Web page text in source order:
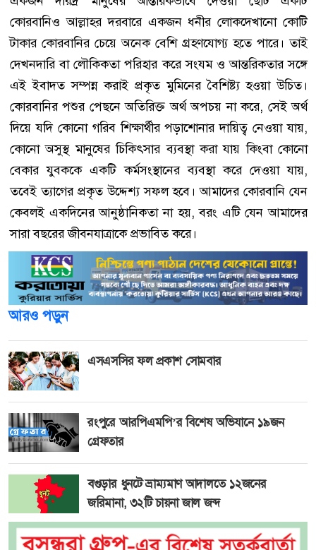
কোরবানিও আল্লাহর দরবারে একজন ধনীর লোকদেখানো কোটি
টাকার কোরবানির চেয়ে অনেক বেশি গ্রহণযোগ্য হতে পারে। তাই
দেখনদারি বা লৌকিকতা পরিহার করে সংযম ও আন্তরিকতার সঙ্গে
এই ইবাদত সম্পন্ন করাই প্রকৃত মুমিনের বৈশিষ্ট্য হওয়া উচিত।
কোরবানির পশুর পেছনে অতিরিক্ত অর্থ অপচয় না করে, সেই অর্থ
দিয়ে যদি কোনো গরিব শিক্ষার্থীর পড়াশোনার দায়িত্ব নেওয়া যায়,
কোনো অসুস্থ মানুষের চিকিৎসার ব্যবস্থা করা যায় কিংবা কোনো
বেকার যুবককে একটি কর্মসংস্থানের ব্যবস্থা করে দেওয়া যায়,
তবেই ত্যাগের প্রকৃত উদ্দেশ্য সফল হবে। আমাদের কোরবানি যেন
কেবলই একদিনের আনুষ্ঠানিকতা না হয়, বরং এটি যেন আমাদের
সারা বছরের জীবনযাত্রাকে প্রভাবিত করে।
আরও পড়ুন
এসএসসির ফল প্রকাশ সোমবার
রংপুরে আরপিএমপি’র বিশেষ অভিযানে ১৯জন
গ্রেফতার
বগুড়ার ধুনটে ভ্রাম্যমাণ আদালতে ১২জনের
জরিমানা, ৩২টি চায়না জাল জব্দ